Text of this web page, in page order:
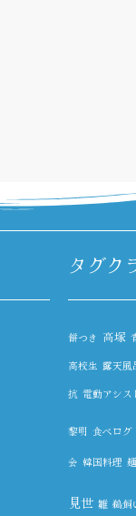
タグク
餅つき 高塚
高校生 露天風
抗 電動アシス
黎明 食べログ
会 韓国料理 麺
見世 雛 鵜飼